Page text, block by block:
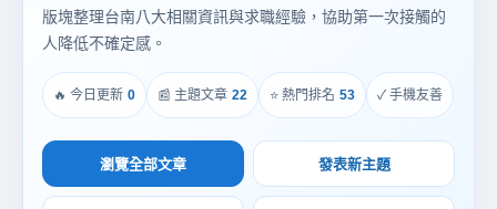
版塊整理台南八大相關資訊與求職經驗，協助第一次接觸的
人降低不確定感。
🔥 今日更新 0 📰 主題文章 22 ⭐ 熱門排名 53 ✓ 手機友善
瀏覽全部文章 發表新主題